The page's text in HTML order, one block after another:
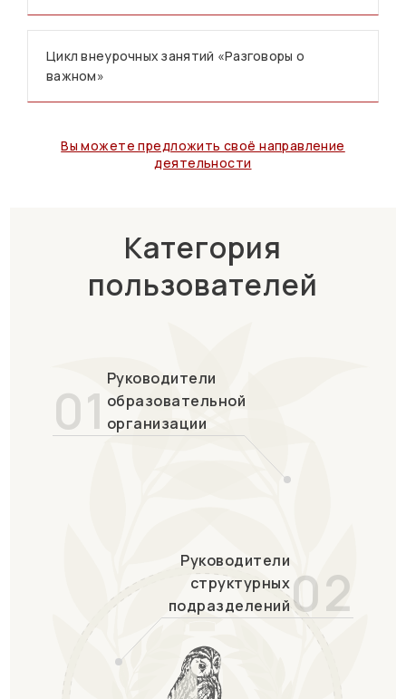
Цикл внеурочных занятий «Разговоры о
важном»
Вы можете предложить своё направление
деятельности
Категория
пользователей
01 Руководители
образовательной
организации
Руководители
структурных
подразделений02